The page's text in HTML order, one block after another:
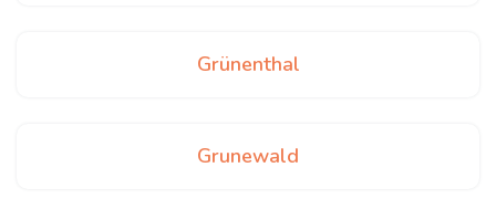
Grünenthal
Grunewald